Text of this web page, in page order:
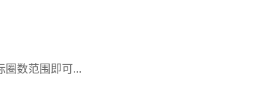
圈数范围即可...